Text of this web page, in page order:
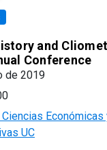
and
Conference
de 2019
Económicas
UC